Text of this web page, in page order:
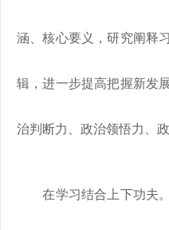
涵、核心要义，研究阐释
辑，进一步提高把握新发
治判断力、政治领悟力、政
在学习结合上下功夫。